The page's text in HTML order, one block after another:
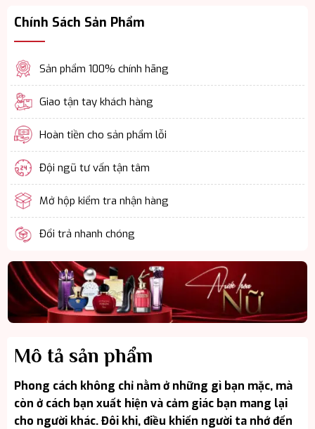
Chính Sách Sản Phẩm
Sản phẩm 100% chính hãng
Giao tận tay khách hàng
Hoàn tiền cho sản phẩm lỗi
Đội ngũ tư vấn tận tâm
Mở hộp kiểm tra nhận hàng
Đổi trả nhanh chóng
Mô tả sản phẩm
Phong cách không chỉ nằm ở những gì bạn mặc, mà
còn ở cách bạn xuất hiện và cảm giác bạn mang lại
cho người khác. Đôi khi, điều khiến người ta nhớ đến